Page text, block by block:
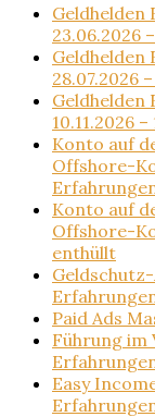
Geldhelden
23.06.2026
Geldhelden
28.07.2026
Geldhelden
10.11.2026
Konto auf
Offshore-
Konto auf
Offshore-
enthüllt
Paid Ads
Führung im
Easy